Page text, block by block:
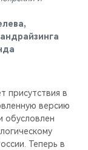
присутствия в
версию
обусловлен
Теперь в